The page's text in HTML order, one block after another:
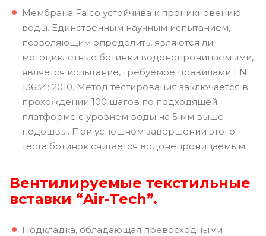
Мембрана Falco устойчива к проникновению
воды. Единственным научным испытанием,
позволяющим определить, являются ли
мотоциклетные ботинки водонепроницаемыми,
является испытание, требуемое правилами EN
13634: 2010. Метод тестирования заключается в
прохождении 100 шагов по подходящей
платформе с уровнем воды на 5 мм выше
подошвы. При успешном завершении этого
теста ботинок считается водонепроницаемым.
Вентилируемые текстильные
вставки “Air-Tech”.
Подкладка, обладающая превосходными